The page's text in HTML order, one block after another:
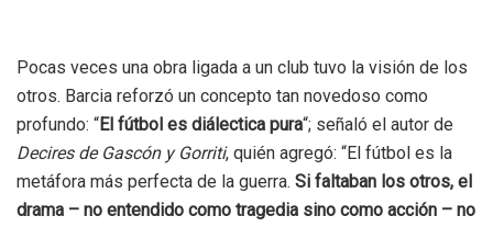
Pocas veces una obra ligada a un club tuvo la visión de los
otros. Barcia reforzó un concepto tan novedoso como
profundo: “El fútbol es diálectica pura“; señaló el autor de
Decires de Gascón y Gorriti, quién agregó: “El fútbol es la
metáfora más perfecta de la guerra. Si faltaban los otros, el
drama – no entendido como tragedia sino como acción – no